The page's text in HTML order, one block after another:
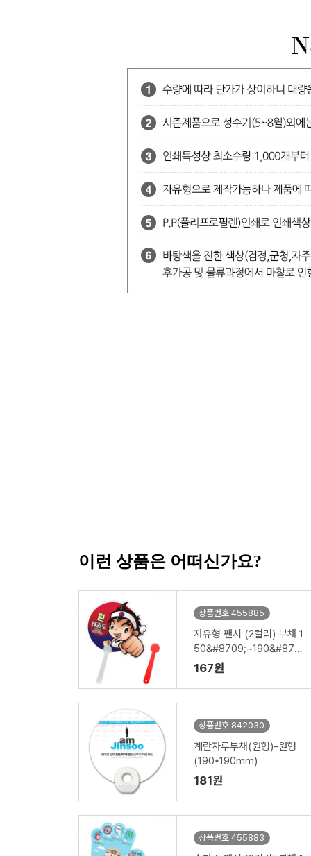
이런 상품은 어떠신가요?
상품번호 455885
자유형 팬시 (2컬러) 부채 1
50&#8709;~190&#870
9; (손잡이110mm)
167원
상품번호 842030
계란자루부채(원형)-원형
(190*190mm)
181원
상품번호 455883